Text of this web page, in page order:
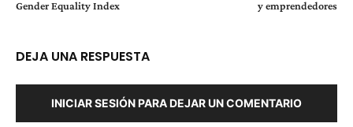
Gender Equality Index y emprendedores
DEJA UNA RESPUESTA
INICIAR SESIÓN PARA DEJAR UN COMENTARIO